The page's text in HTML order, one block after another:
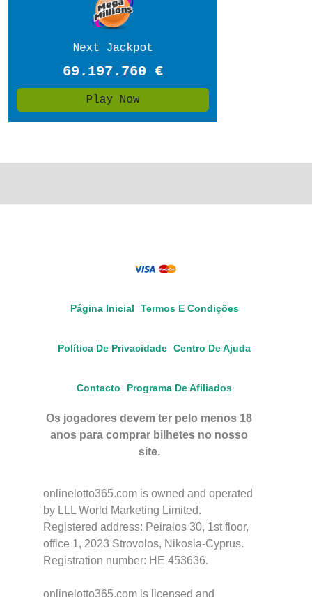
Página Inicial Termos E Condições
Política De Privacidade Centro De Ajuda
Contacto Programa De Afiliados
Os jogadores devem ter pelo menos 18
anos para comprar bilhetes no nosso
site.
onlinelotto365.com is owned and operated
by LLL World Marketing Limited.
Registered address: Peiraios 30, 1st floor,
office 1, 2023 Strovolos, Nikosia-Cyprus.
Registration number: HE 453636.
onlinelotto365.com is licensed and